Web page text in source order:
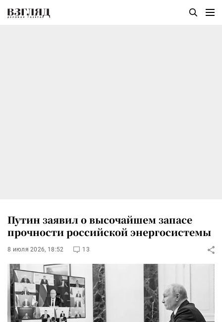
Путин заявил о высочайшем запасе
прочности российской энергосистемы
8 июля 2026, 18:52 13